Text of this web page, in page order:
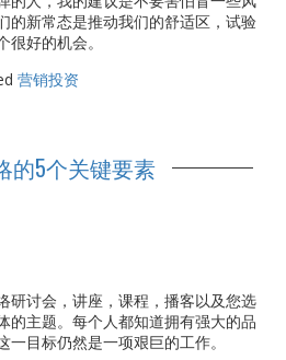
的新常态是推动我们的舒适区，试验
好的机会。
营销投资
的5个关键要素
研讨会，讲座，课程，播客以及您选
的主题。每个人都知道拥有强大的品
目标仍然是一项艰巨的工作。